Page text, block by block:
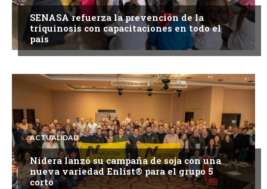
SENASA refuerza la prevención de la
triquinosis con capacitaciones en todo el
país
ACTUALIDAD
Nidera lanzó su campaña de soja con una
nueva variedad Enlist® para el grupo 5
corto